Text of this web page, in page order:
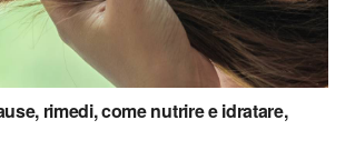
rimedi, come nutrire e idratare,